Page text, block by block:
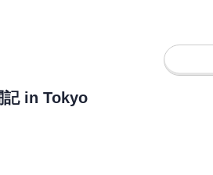
記 in Tokyo